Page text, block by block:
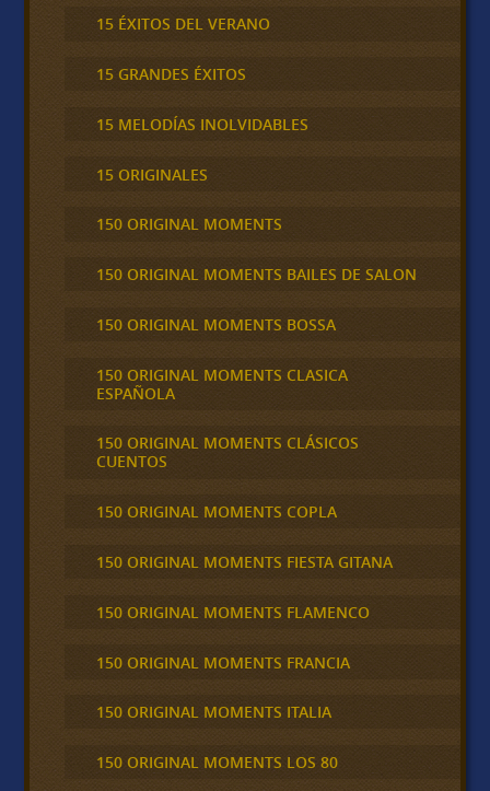
15 ÉXITOS DEL VERANO
15 GRANDES ÉXITOS
15 MELODÍAS INOLVIDABLES
15 ORIGINALES
150 ORIGINAL MOMENTS
150 ORIGINAL MOMENTS BAILES DE SALON
150 ORIGINAL MOMENTS BOSSA
150 ORIGINAL MOMENTS CLASICA
ESPAÑOLA
150 ORIGINAL MOMENTS CLÁSICOS
CUENTOS
150 ORIGINAL MOMENTS COPLA
150 ORIGINAL MOMENTS FIESTA GITANA
150 ORIGINAL MOMENTS FLAMENCO
150 ORIGINAL MOMENTS FRANCIA
150 ORIGINAL MOMENTS ITALIA
150 ORIGINAL MOMENTS LOS 80